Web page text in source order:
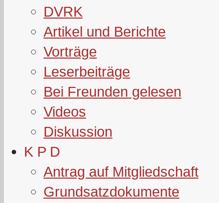
DVRK
Artikel und Berichte
Vorträge
Leserbeiträge
Bei Freunden gelesen
Videos
Diskussion
K P D
Antrag auf Mitgliedschaft
Grundsatzdokumente